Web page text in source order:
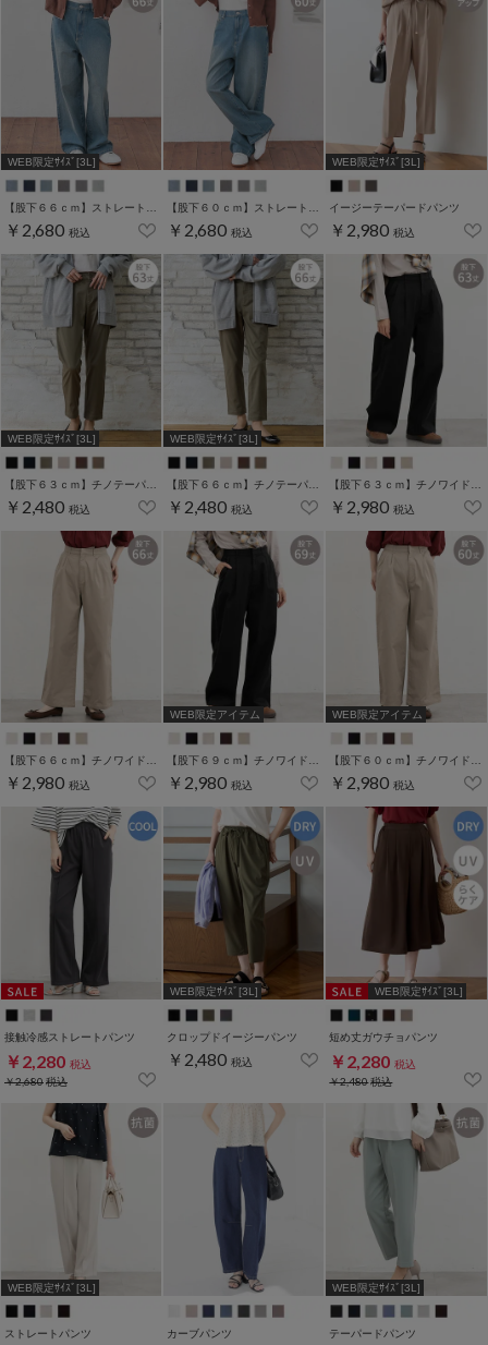
WEB限定ｻｲｽﾞ[3L]
￥2,680 税込 ￥2,680 税込
WEB限定ｻｲｽﾞ[3L]
イージーテーパードパンツ
￥2,980 税込
WEB限定ｻｲｽﾞ[3L]
￥2,480 税込
WEB限定ｻｲｽﾞ[3L]
￥2,480 税込 ￥2,980 税込
【股下６６ｃｍ】チノワイドストレート(股下60/63/66/69cm展開)
￥2,980 税込
WEB限定アイテム
【股下６９ｃｍ】チノワイドストレート(股下60/63/66/69cm展開)
￥2,980 税込
WEB限定アイテム
【股下６０ｃｍ】チノワイドストレート(股下60/63/66/69cm展開)
￥2,980 税込
接触冷感ストレートパンツ
￥2,280 税込
￥2,680税込
WEB限定ｻｲｽﾞ[3L]
クロップドイージーパンツ
￥2,480 税込
WEB限定ｻｲｽﾞ[3L]
短め丈ガウチョパンツ
￥2,280 税込
￥2,480税込
WEB限定ｻｲｽﾞ[3L]
ストレートパンツ カーブパンツ
WEB限定ｻｲｽﾞ[3L]
テーパードパンツ